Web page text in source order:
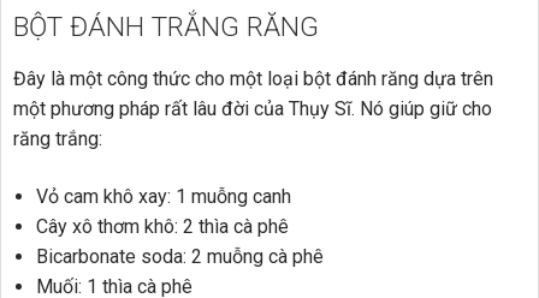
BỘT ĐÁNH TRẮNG RĂNG
Đây là một công thức cho một loại bột đánh răng dựa trên
một phương pháp rất lâu đời của Thụy Sĩ. Nó giúp giữ cho
răng trắng:
Vỏ cam khô xay: 1 muỗng canh
Cây xô thơm khô: 2 thìa cà phê
Bicarbonate soda: 2 muỗng cà phê
Muối: 1 thìa cà phê